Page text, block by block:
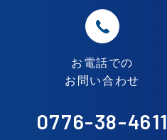
お電話での
お問い合わせ
0776-38-4611